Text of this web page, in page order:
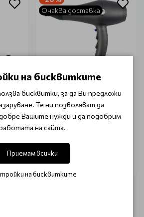
Очаква доставка
Професионален сешоар
Jaguar Professional Vito
2000W
на бисквитките
бисквитки, за да Ви предложи
Те ни позволяват да
Вашите нужди и да подобрим
на сайта.
Приемам всички
на бисквитките